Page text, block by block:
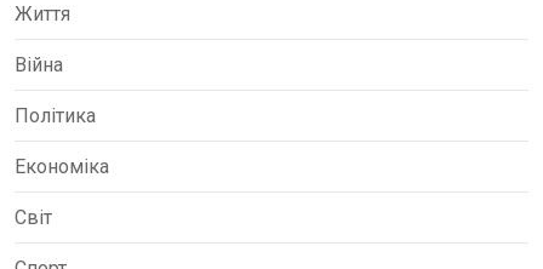
Життя
Війна
Політика
Економіка
Світ